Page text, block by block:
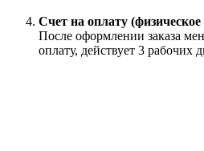
Счет на оплату
После оформлении заказа
оплату, действует 3 рабочих